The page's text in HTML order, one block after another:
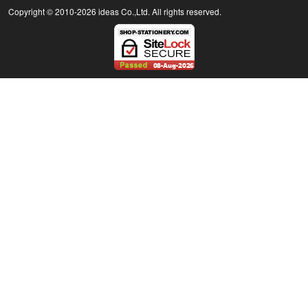
Copyright © 2010-2026 ideas Co.,Ltd. All rights reserved.